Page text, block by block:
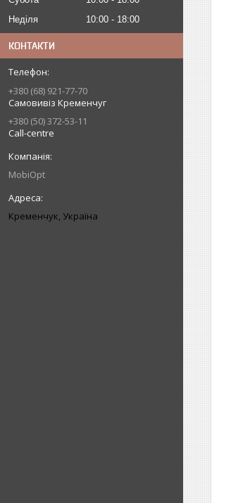
Неділя
10:00 18:00
КОНТАКТИ
+380 (68) 921-77-70
Самовивіз Кременчуг
+380 (50) 372-53-11
Call-centre
MobiOpt
Кременчук, Україна